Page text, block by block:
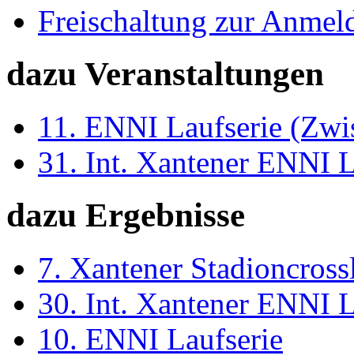
Freischaltung zur
dazu Veranstaltungen
11. ENNI Laufserie
31. Int. Xantener ENNI
dazu Ergebnisse
7. Xantener
30. Int. Xantener ENNI
10. ENNI Laufserie